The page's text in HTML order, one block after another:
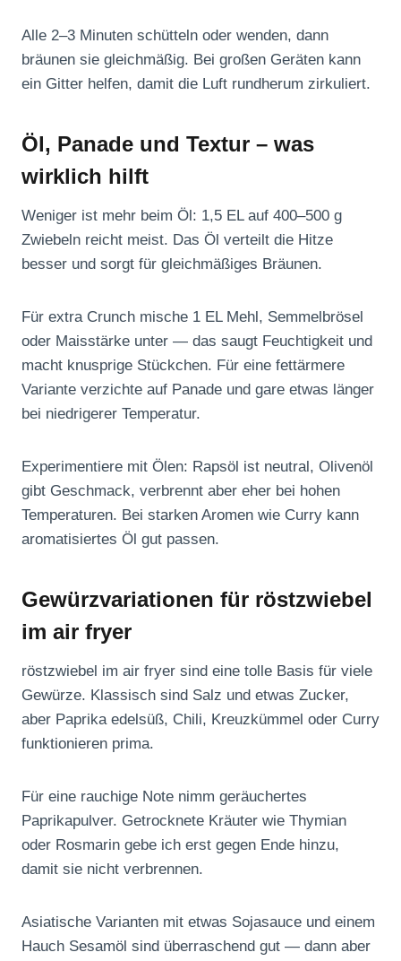
Alle 2–3 Minuten schütteln oder wenden, dann
bräunen sie gleichmäßig. Bei großen Geräten kann
ein Gitter helfen, damit die Luft rundherum zirkuliert.
Öl, Panade und Textur – was
wirklich hilft
Weniger ist mehr beim Öl: 1,5 EL auf 400–500 g
Zwiebeln reicht meist. Das Öl verteilt die Hitze
besser und sorgt für gleichmäßiges Bräunen.
Für extra Crunch mische 1 EL Mehl, Semmelbrösel
oder Maisstärke unter — das saugt Feuchtigkeit und
macht knusprige Stückchen. Für eine fettärmere
Variante verzichte auf Panade und gare etwas länger
bei niedrigerer Temperatur.
Experimentiere mit Ölen: Rapsöl ist neutral, Olivenöl
gibt Geschmack, verbrennt aber eher bei hohen
Temperaturen. Bei starken Aromen wie Curry kann
aromatisiertes Öl gut passen.
Gewürzvariationen für röstzwiebel
im air fryer
röstzwiebel im air fryer sind eine tolle Basis für viele
Gewürze. Klassisch sind Salz und etwas Zucker,
aber Paprika edelsüß, Chili, Kreuzkümmel oder Curry
funktionieren prima.
Für eine rauchige Note nimm geräuchertes
Paprikapulver. Getrocknete Kräuter wie Thymian
oder Rosmarin gebe ich erst gegen Ende hinzu,
damit sie nicht verbrennen.
Asiatische Varianten mit etwas Sojasauce und einem
Hauch Sesamöl sind überraschend gut — dann aber